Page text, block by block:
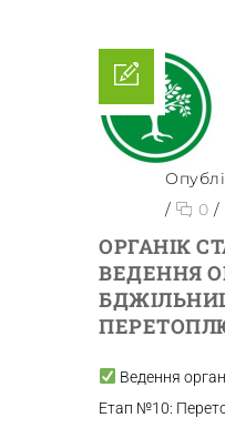
/
0 /
ОРГАНІК
ВЕДЕННЯ
Ведення
Етап №10: